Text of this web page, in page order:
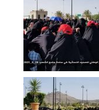
اليمنية
الصمود في وجه